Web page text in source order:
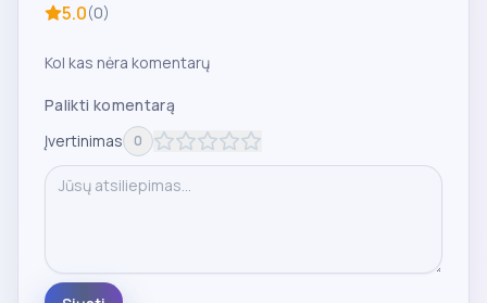
5.0(0)
Kol kas nėra komentarų
Palikti komentarą
Įvertinimas
0